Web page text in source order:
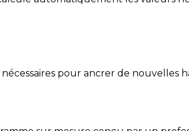
pour ancrer de nouvelles